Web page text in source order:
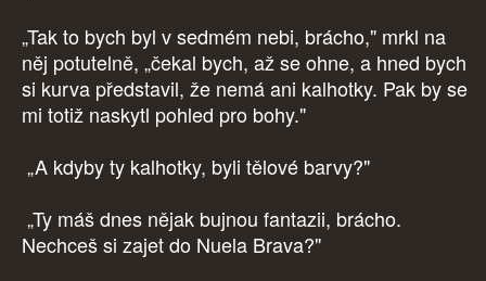
„Tak to bych byl v sedmém nebi, brácho," mrkl na
něj potutelně, „čekal bych, až se ohne, a hned bych
si kurva představil, že nemá ani kalhotky. Pak by se
mi totiž naskytl pohled pro bohy."
„A kdyby ty kalhotky, byli tělové barvy?"
„Ty máš dnes nějak bujnou fantazii, brácho.
Nechceš si zajet do Nuela Brava?"